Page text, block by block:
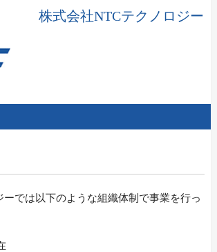
株式会社NTCテクノロジー
ーでは以下のような組織体制で事業を行っ